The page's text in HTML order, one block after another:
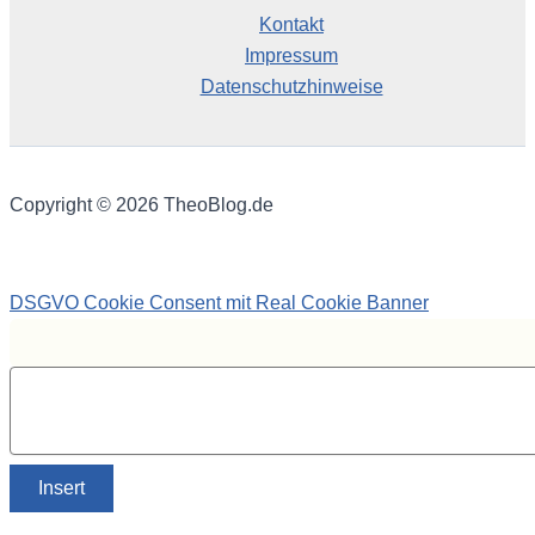
Kontakt
Impressum
Datenschutzhinweise
Copyright © 2026 TheoBlog.de
DSGVO Cookie Consent mit Real Cookie Banner
Insert